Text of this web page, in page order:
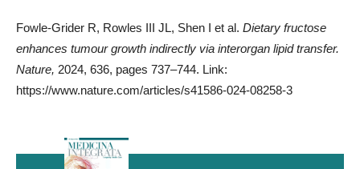
Fowle-Grider R, Rowles III JL, Shen I et al. Dietary fructose
enhances tumour growth indirectly via interorgan lipid transfer.
Nature, 2024, 636, pages 737–744. Link:
https://www.nature.com/articles/s41586-024-08258-3